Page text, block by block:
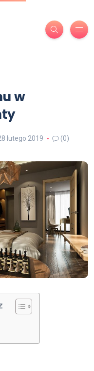
w
lutego 2019 (0)